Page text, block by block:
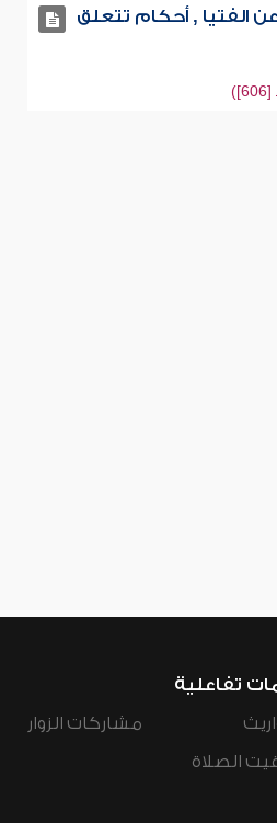
الفتيا , أحكام تتعلق
تفاعلية
الصلاة
مشاركات الزوار